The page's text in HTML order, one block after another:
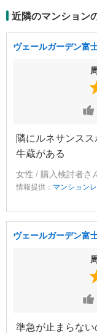
近隣のマンション
ヴェールガーデン富
隣にルネサンス
牛蔵がある
女性 / 購入検討者さ
情報提供： マンション
ヴェールガーデン富
準急が止まらな